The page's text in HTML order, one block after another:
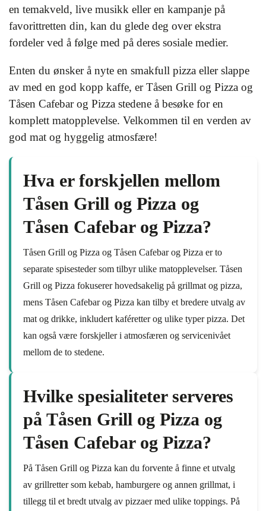
en temakveld, live musikk eller en kampanje på
favorittretten din, kan du glede deg over ekstra
fordeler ved å følge med på deres sosiale medier.
Enten du ønsker å nyte en smakfull pizza eller slappe
av med en god kopp kaffe, er Tåsen Grill og Pizza og
Tåsen Cafebar og Pizza stedene å besøke for en
komplett matopplevelse. Velkommen til en verden av
god mat og hyggelig atmosfære!
Hva er forskjellen mellom
Tåsen Grill og Pizza og
Tåsen Cafebar og Pizza?
Tåsen Grill og Pizza og Tåsen Cafebar og Pizza er to
separate spisesteder som tilbyr ulike matopplevelser. Tåsen
Grill og Pizza fokuserer hovedsakelig på grillmat og pizza,
mens Tåsen Cafebar og Pizza kan tilby et bredere utvalg av
mat og drikke, inkludert kaféretter og ulike typer pizza. Det
kan også være forskjeller i atmosfæren og servicenivået
mellom de to stedene.
Hvilke spesialiteter serveres
på Tåsen Grill og Pizza og
Tåsen Cafebar og Pizza?
På Tåsen Grill og Pizza kan du forvente å finne et utvalg
av grillretter som kebab, hamburgere og annen grillmat, i
tillegg til et bredt utvalg av pizzaer med ulike toppings. På